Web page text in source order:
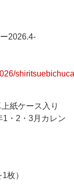
2026.4-
紙ケース入り
・2・3月カレン
枚）